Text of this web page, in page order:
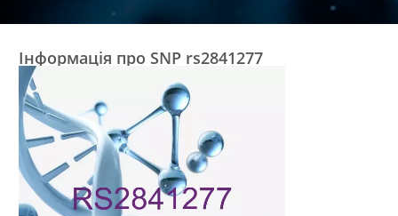
Інформація про SNP rs2841277